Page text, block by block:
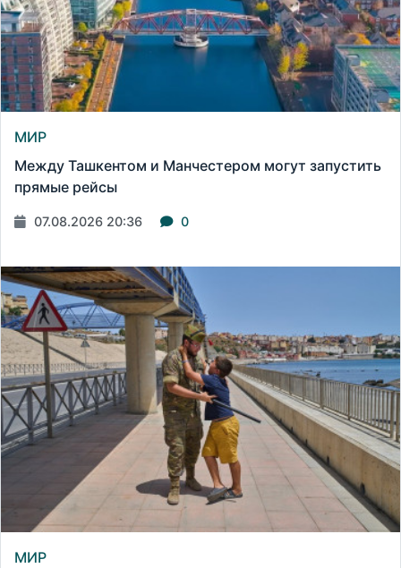
МИР
Между Ташкентом и Манчестером могут запустить
прямые рейсы
07.08.2026 20:36 0
МИР